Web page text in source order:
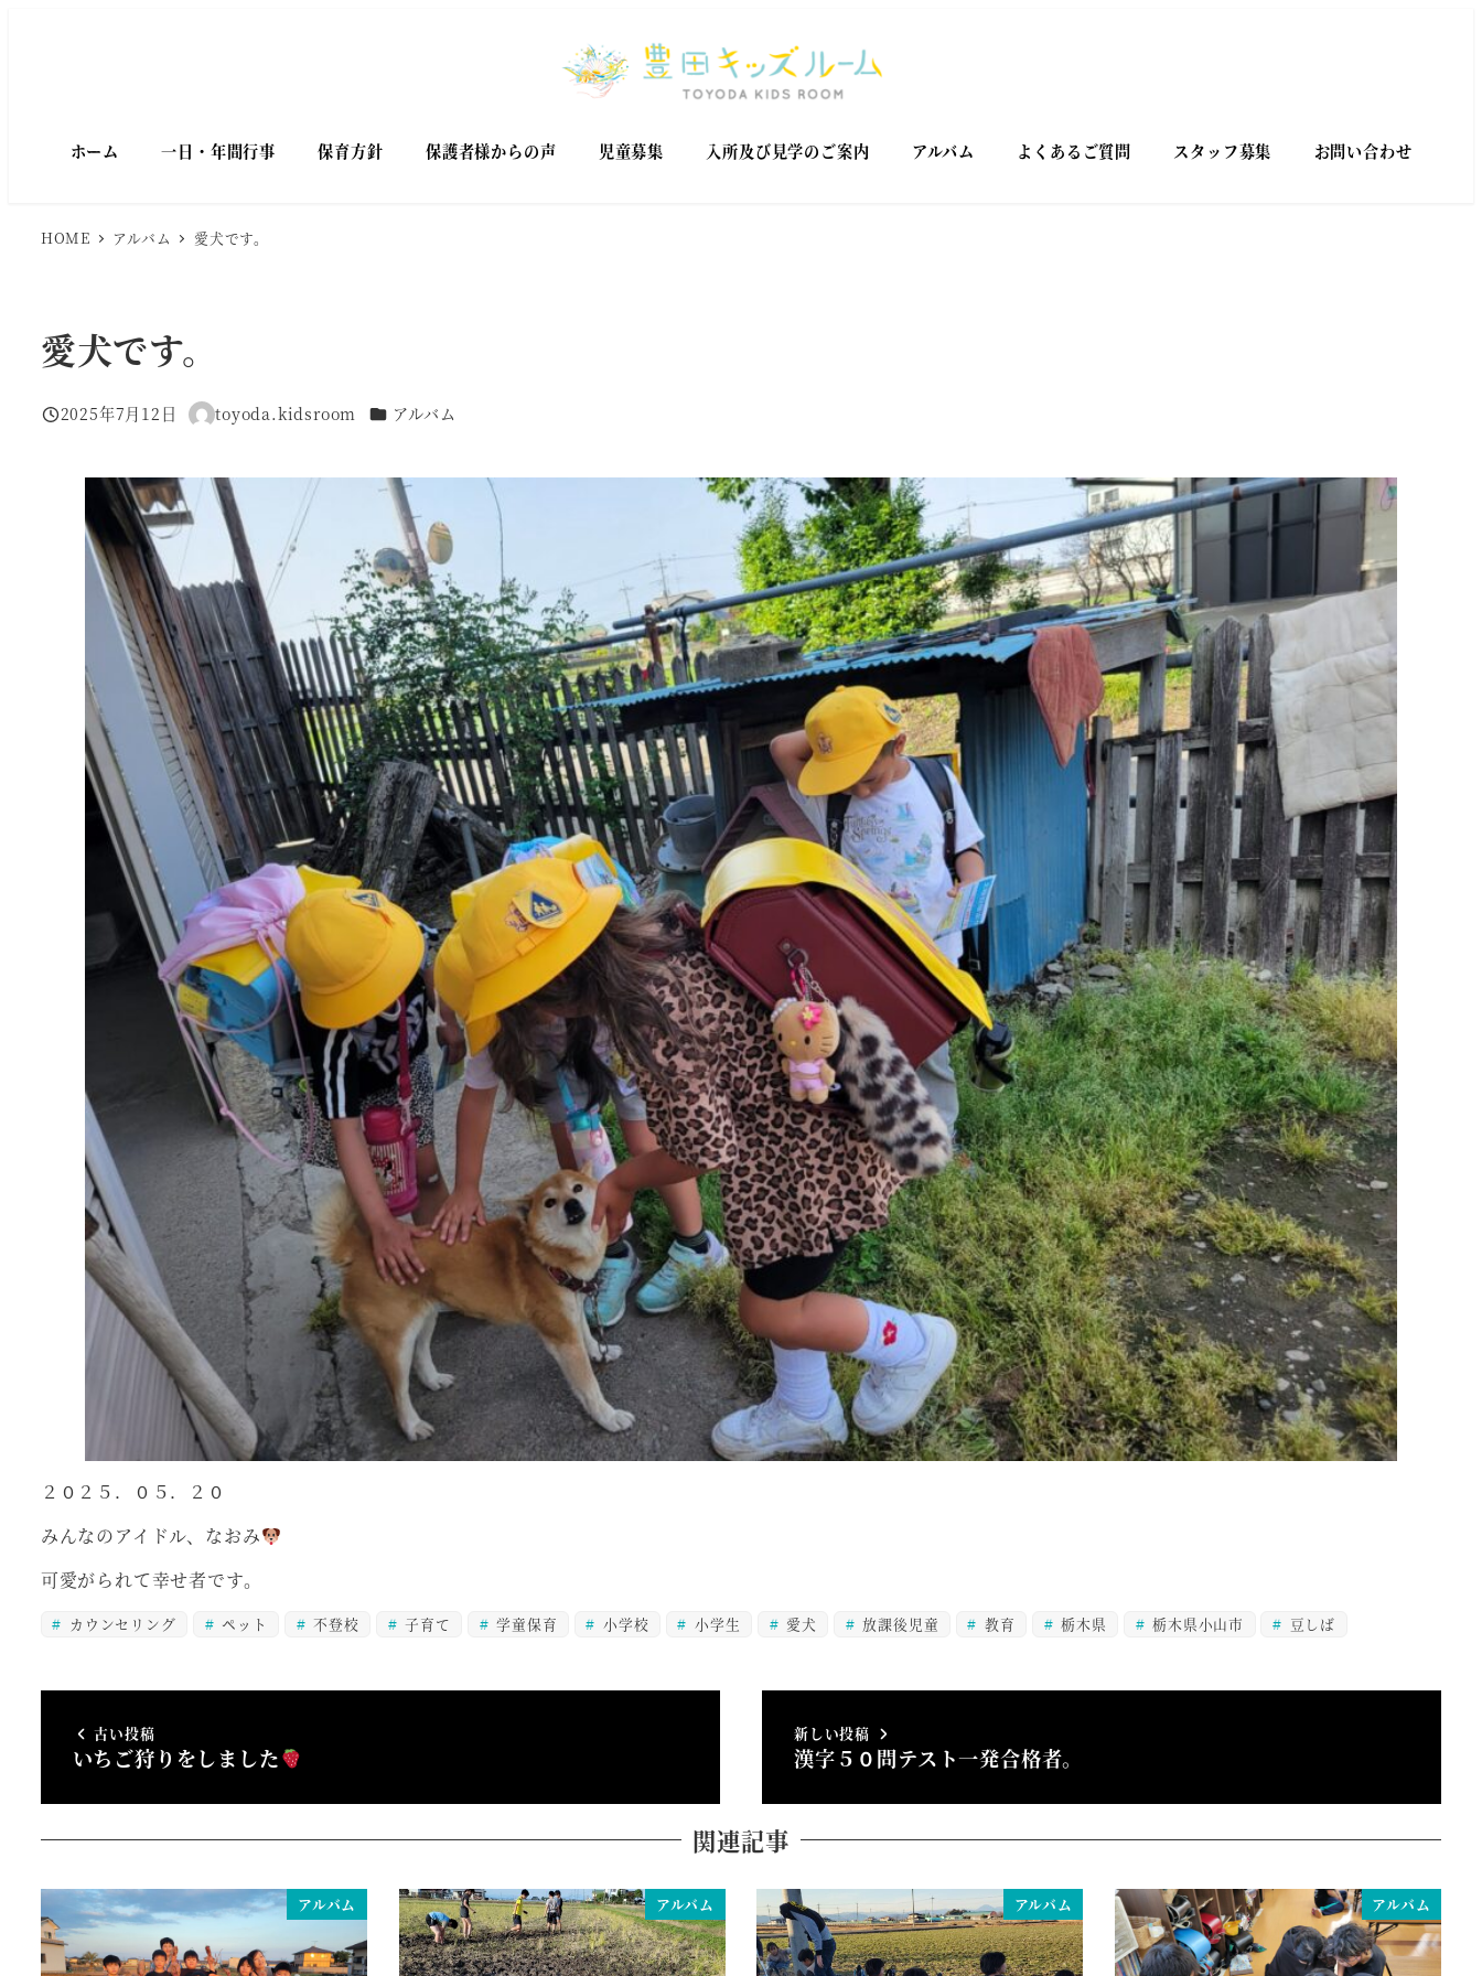
ホーム 一日・年間行事 保育方針 保護者様からの声 児童募集 入所及び見学のご案内 アルバム よくあるご質問 スタッフ募集 お問い合わせ
HOME アルバム 愛犬です。
愛犬です。
投稿日
2025年7月12日
著 toyoda.kidsroom カテゴリー
アルバム
２０２５．０５．２０
みんなのアイドル、なおみ
可愛がられて幸せ者です。
カウンセリング ペット 不登校 子育て 学童保育 小学校 小学生 愛犬 放課後児童 教育 栃木県 栃木県小山市 豆しば
古い投稿
いちご狩りをしました
新しい投稿
漢字５０問テスト一発合格者。
関連記事
アルバム アルバム アルバム アルバム